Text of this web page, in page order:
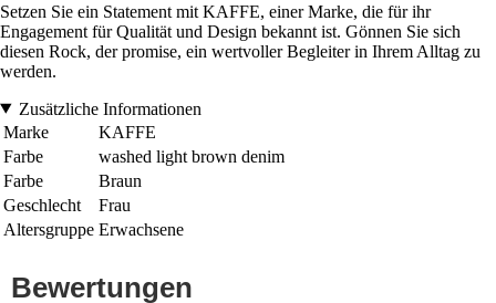
Setzen Sie ein Statement mit KAFFE, einer Marke, die für ihr
Engagement für Qualität und Design bekannt ist. Gönnen Sie sich
diesen Rock, der promise, ein wertvoller Begleiter in Ihrem Alltag zu
werden.
Zusätzliche Informationen
Marke
KAFFE
Farbe
washed light brown denim
Farbe
Braun
Geschlecht
Frau
Altersgruppe Erwachsene